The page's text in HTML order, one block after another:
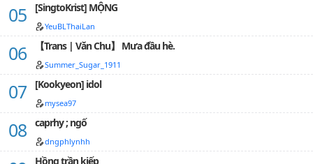
[SingtoKrist] MỘNG
YeuBLThaiLan
【Trans | Văn Chu】 Mưa đầu hè.
Summer_Sugar_1911
[Kookyeon] idol
mysea97
caprhy ; ngố
dngphlynhh
Hồng trần kiếp